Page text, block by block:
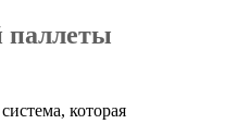
паллеты
которая